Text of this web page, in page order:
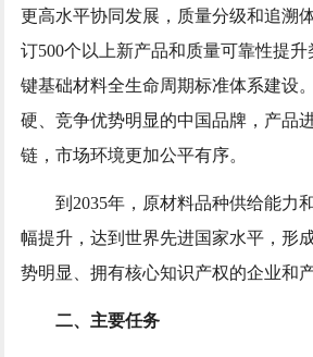
更高水平协同发展，质量分级和追溯
订500个以上新产品和质量可靠性提
键基础材料全生命周期标准体系建设
硬、竞争优势明显的中国品牌，产品
链，市场环境更加公平有序。
到2035年，原材料品种供给能力
幅提升，达到世界先进国家水平，形
势明显、拥有核心知识产权的企业和
二、主要任务